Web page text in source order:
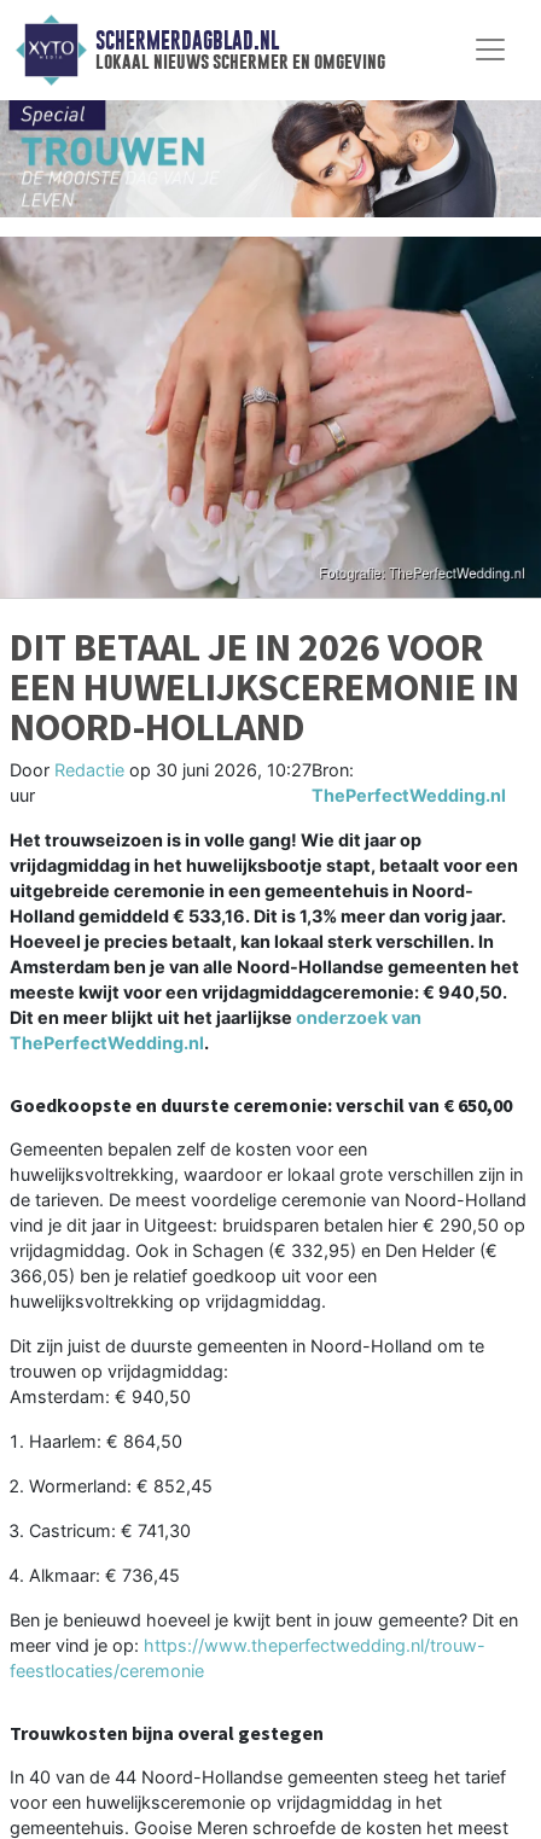
SCHERMERDAGBLAD.NL
lokaal nieuws schermer en omgeving
DIT BETAAL JE IN 2026 VOOR
EEN HUWELIJKSCEREMONIE IN
NOORD-HOLLAND
Door Redactie op 30 juni 2026, 10:27
uur
Bron:
ThePerfectWedding.nl
Het trouwseizoen is in volle gang! Wie dit jaar op
vrijdagmiddag in het huwelijksbootje stapt, betaalt voor een
uitgebreide ceremonie in een gemeentehuis in Noord-
Holland gemiddeld € 533,16. Dit is 1,3% meer dan vorig jaar.
Hoeveel je precies betaalt, kan lokaal sterk verschillen. In
Amsterdam ben je van alle Noord-Hollandse gemeenten het
meeste kwijt voor een vrijdagmiddagceremonie: € 940,50.
Dit en meer blijkt uit het jaarlijkse onderzoek van
ThePerfectWedding.nl.
Goedkoopste en duurste ceremonie: verschil van € 650,00
Gemeenten bepalen zelf de kosten voor een
huwelijksvoltrekking, waardoor er lokaal grote verschillen zijn in
de tarieven. De meest voordelige ceremonie van Noord-Holland
vind je dit jaar in Uitgeest: bruidsparen betalen hier € 290,50 op
vrijdagmiddag. Ook in Schagen (€ 332,95) en Den Helder (€
366,05) ben je relatief goedkoop uit voor een
huwelijksvoltrekking op vrijdagmiddag.
Dit zijn juist de duurste gemeenten in Noord-Holland om te
trouwen op vrijdagmiddag:
Amsterdam: € 940,50
Haarlem: € 864,50
Wormerland: € 852,45
Castricum: € 741,30
Alkmaar: € 736,45
Ben je benieuwd hoeveel je kwijt bent in jouw gemeente? Dit en
meer vind je op: https://www.theperfectwedding.nl/trouw-
feestlocaties/ceremonie
Trouwkosten bijna overal gestegen
In 40 van de 44 Noord-Hollandse gemeenten steeg het tarief
voor een huwelijksceremonie op vrijdagmiddag in het
gemeentehuis. Gooise Meren schroefde de kosten het meest